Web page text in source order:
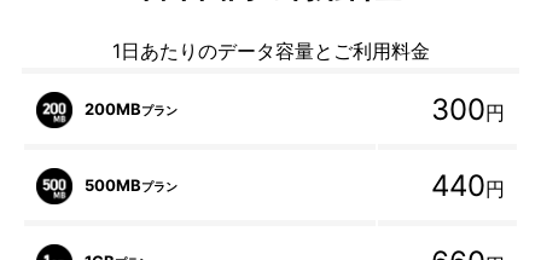
1日あたりのデータ容量とご利用料金
200MBプラン 300円
500MBプラン 440円